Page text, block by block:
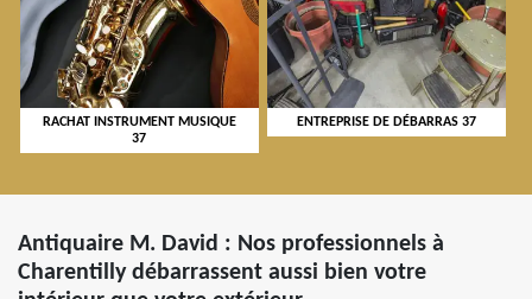
RACHAT INSTRUMENT MUSIQUE
37
ENTREPRISE DE DÉBARRAS 37
Antiquaire M. David : Nos professionnels à
Charentilly débarrassent aussi bien votre